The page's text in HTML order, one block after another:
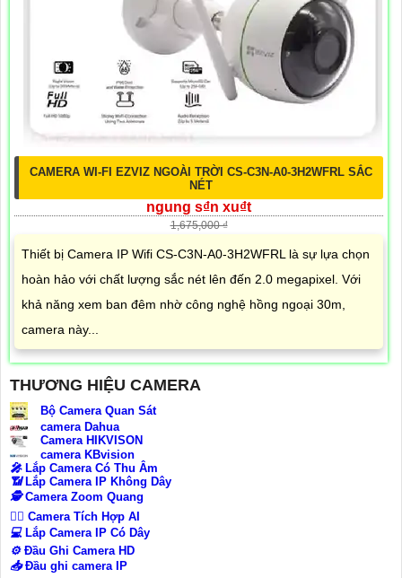
CAMERA WI-FI EZVIZ NGOÀI TRỜI CS-C3N-A0-3H2WFRL SẮC
NÉT
ngung s₫n xu₫t
1,675,000 ₫
Thiết bị Camera IP Wifi CS-C3N-A0-3H2WFRL là sự lựa chọn
hoàn hảo với chất lượng sắc nét lên đến 2.0 megapixel. Với
khả năng xem ban đêm nhờ công nghệ hồng ngoại 30m,
camera này...
THƯƠNG HIỆU CAMERA
Bộ Camera Quan Sát
camera Dahua
Camera HIKVISON
camera KBvision
️🎤️ Lắp Camera Có Thu Âm
📶 Lắp Camera IP Không Dây
🕵️Camera Zoom Quang
🧛‍♀️ Camera Tích Hợp AI
💻Lắp Camera IP Có Dây
⚙️Đầu Ghi Camera HD
📥Đầu ghi camera IP